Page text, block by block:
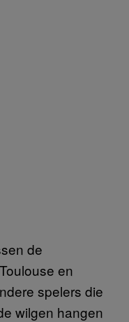
de
en
spelers die
wilgen hangen